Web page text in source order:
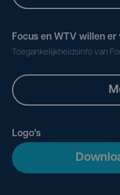
Focus en WTV willen
Toegankelijkheidsinfo van
Logo's